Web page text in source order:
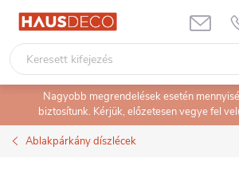
Ugrás
tartalomhoz
Nagyobb megrendelések esetén
biztosítunk. Kérjük, előzetesen vegye fel
Ablakpárkány díszlécek